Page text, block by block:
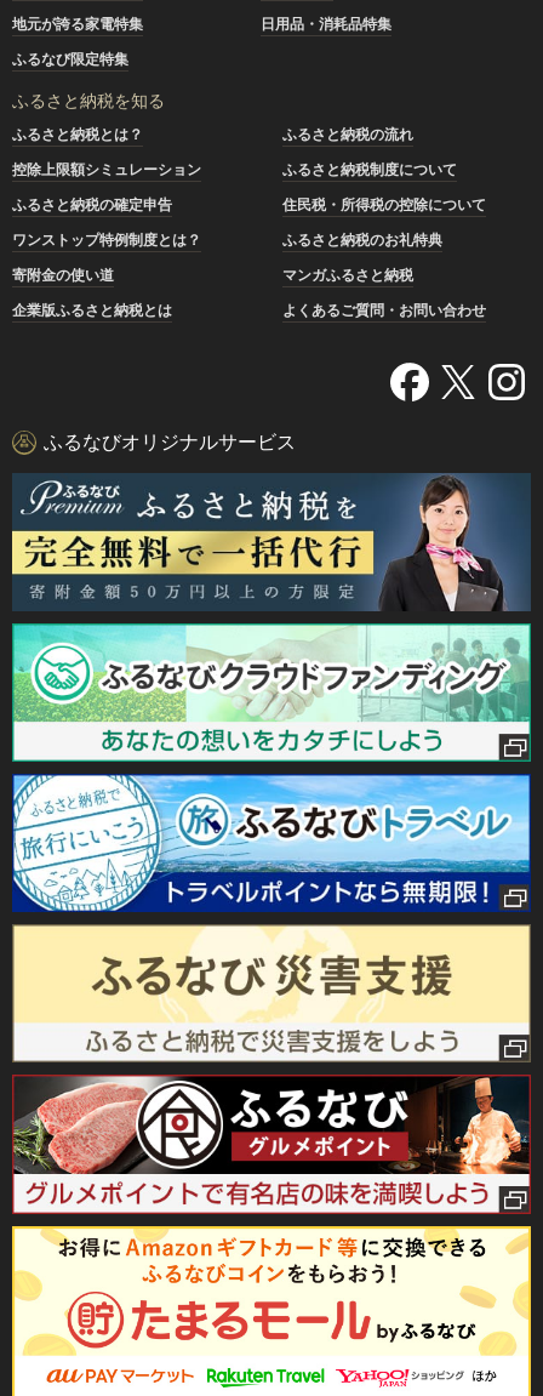
地元が誇る家電特集
日用品・消耗品特集
ふるなび限定特集
ふるさと納税を知る
ふるさと納税とは？
ふるさと納税の流れ
控除上限額シミュレーション
ふるさと納税制度について
ふるさと納税の確定申告
住民税・所得税の控除について
ワンストップ特例制度とは？
ふるさと納税のお礼特典
寄附金の使い道
マンガふるさと納税
企業版ふるさと納税とは
よくあるご質問・お問い合わせ
ふるなびオリジナルサービス